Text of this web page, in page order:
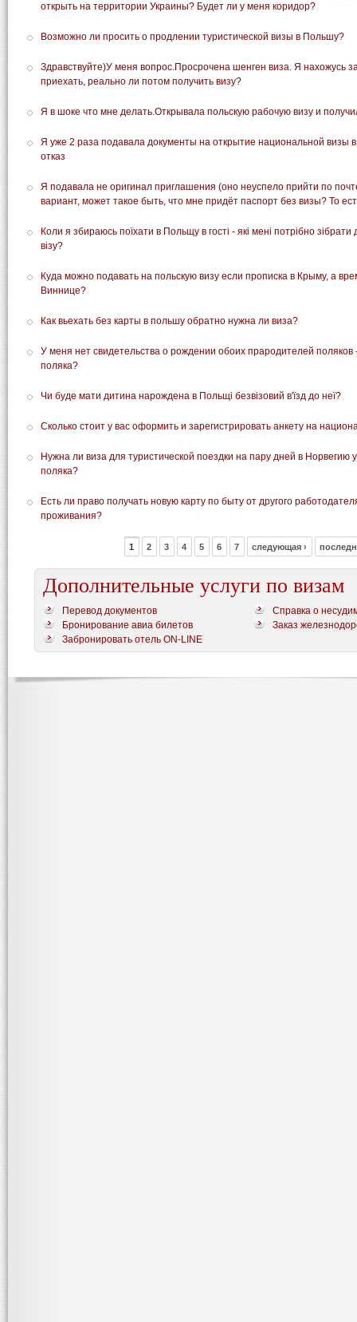
открыть на территории Украины? Будет ли у меня коридор?
Возможно ли просить о продлении туристической визы в Польшу?
Здравствуйте)У меня вопрос.Просрочена шенген виза. Я нахожусь
приехать, реально ли потом получить визу?
Я в шоке что мне делать.Открывала польскую рабочую визу и
Я уже 2 раза подавала документы на открытие национальной визы
отказ
Я подавала не оригинал приглашения (оно неуспело прийти по
вариант, может такое быть, что мне придёт паспорт без визы? То
Коли я збираюсь поїхати в Польщу в гості - які мені потрібно
візу?
Куда можно подавать на польскую визу если прописка в Крыму, а
Виннице?
Как вьехать без карты в польшу обратно нужна ли виза?
У меня нет свидетельства о рождении обоих прародителей поляков
поляка?
Чи буде мати дитина нарождена в Польщі безвізовий в'їзд до неї?
Сколько стоит у вас оформить и зарегистрировать анкету на
Нужна ли виза для туристической поездки на пару дней в Норвегию
поляка?
Есть ли право получать новую карту по быту от другого
проживания?
1 2 3 4 5 6 7 следующая ›
Дополнительные услуги по визам
Перевод документов
Справка о
Бронирование авиа билетов
Заказ
Забронировать отель ON-LINE